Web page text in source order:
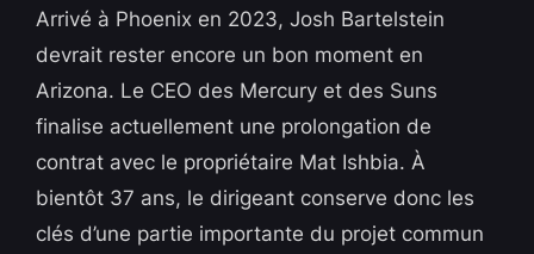
Arrivé à Phoenix en 2023, Josh Bartelstein
devrait rester encore un bon moment en
Arizona. Le CEO des Mercury et des Suns
finalise actuellement une prolongation de
contrat avec le propriétaire Mat Ishbia. À
bientôt 37 ans, le dirigeant conserve donc les
clés d’une partie importante du projet commun